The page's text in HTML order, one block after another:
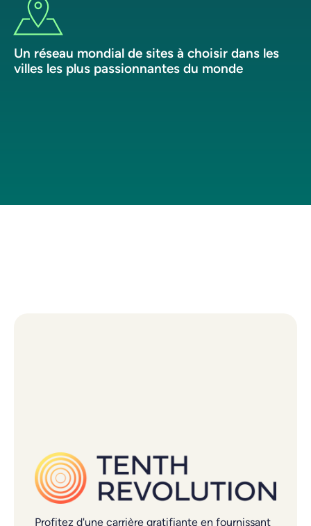
Un réseau mondial de sites à choisir dans les
villes les plus passionnantes du monde
Profitez d'une carrière gratifiante en fournissant